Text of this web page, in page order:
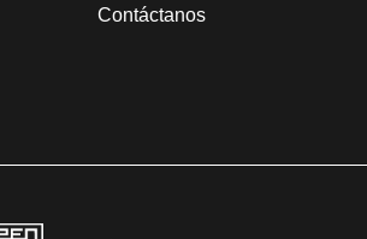
Contáctanos